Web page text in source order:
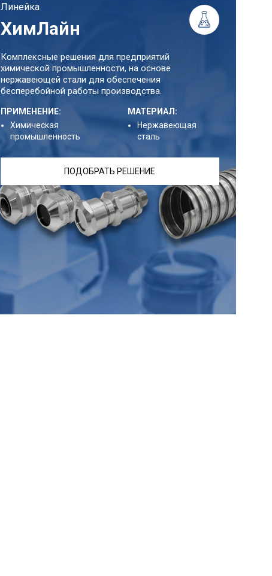
Линейка
ХимЛайн
Комплексные решения для предприятий
химической промышленности, на основе
нержавеющей стали для обеспечения
бесперебойной работы производства.
ПРИМЕНЕНИЕ:
Химическая
промышленность
МАТЕРИАЛ:
Нержавеющая
сталь
ПОДОБРАТЬ РЕШЕНИЕ